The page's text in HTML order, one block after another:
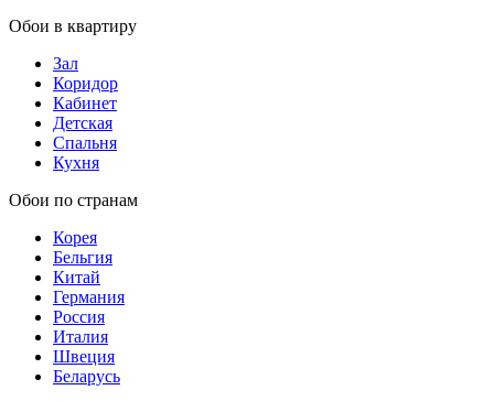
Обои в квартиру
Зал
Коридор
Кабинет
Детская
Спальня
Кухня
Обои по странам
Корея
Бельгия
Китай
Германия
Россия
Италия
Швеция
Беларусь